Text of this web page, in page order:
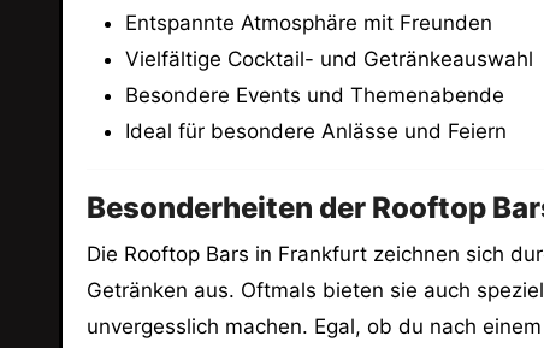
Entspannte Atmosphäre mit Freunden
Vielfältige Cocktail- und Getränkeauswahl
Besondere Events und Themenabende
Ideal für besondere Anlässe und Feiern
Besonderheiten der Rooftop
Die Rooftop Bars in Frankfurt zeichnen sich
Getränken aus. Oftmals bieten sie auch
unvergesslich machen. Egal, ob du nach